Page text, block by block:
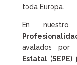
toda Europa.
En
avalados por
Estatal (SEPE)